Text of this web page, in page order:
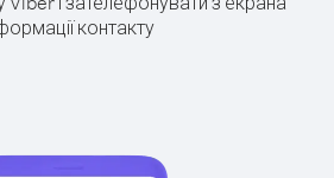
контакту